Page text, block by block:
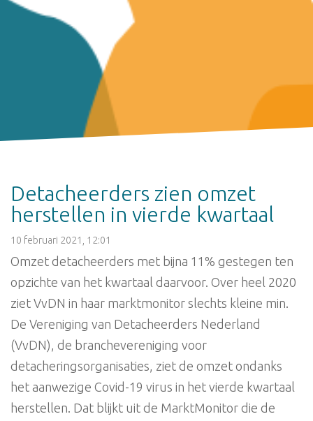
Detacheerders zien omzet
herstellen in vierde kwartaal
10 februari 2021, 12:01
Omzet detacheerders met bijna 11% gestegen ten
opzichte van het kwartaal daarvoor. Over heel 2020
ziet VvDN in haar marktmonitor slechts kleine min.
De Vereniging van Detacheerders Nederland
(VvDN), de branchevereniging voor
detacheringsorganisaties, ziet de omzet ondanks
het aanwezige Covid-19 virus in het vierde kwartaal
herstellen. Dat blijkt uit de MarktMonitor die de